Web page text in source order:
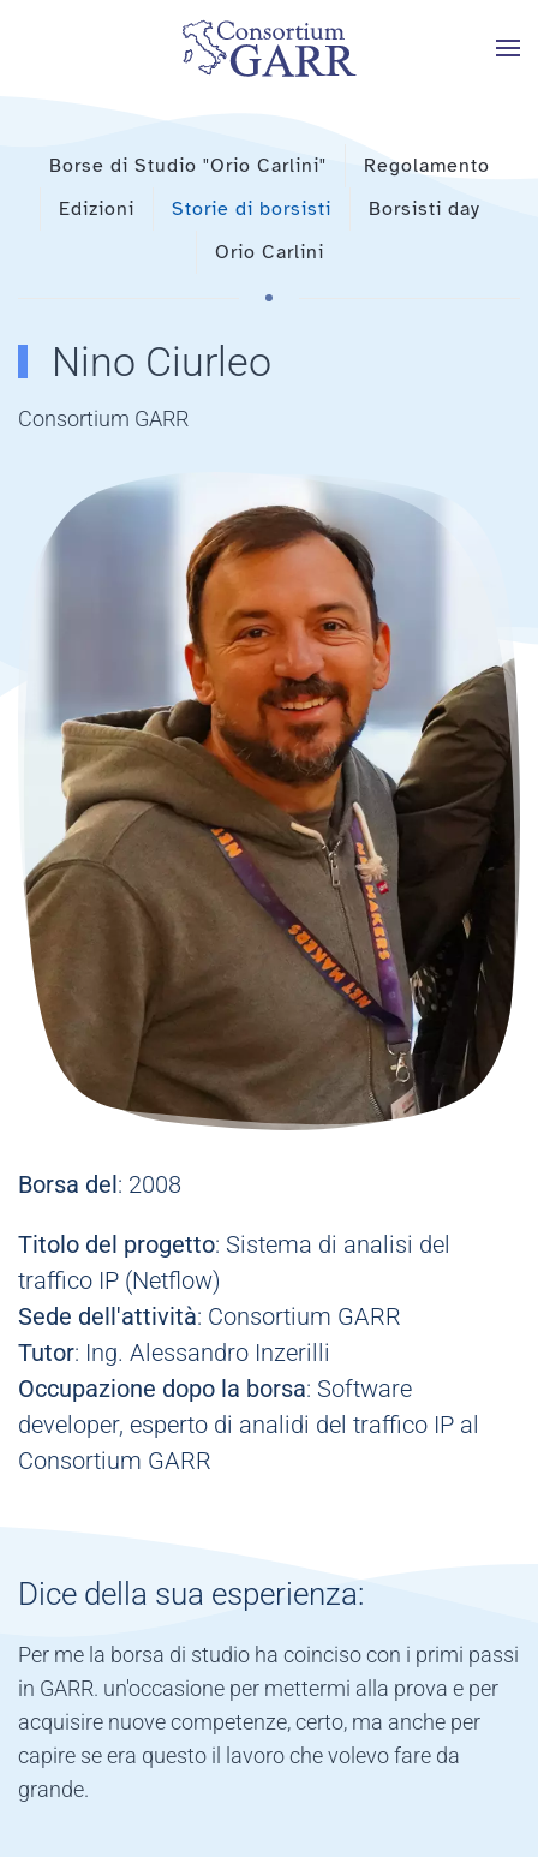
Skip to main content
Borse di Studio "Orio Carlini"
Regolamento
Edizioni
Storie di borsisti
Borsisti day
Orio Carlini
Nino Ciurleo
Consortium GARR
Borsa del: 2008
Titolo del progetto: Sistema di analisi del
traffico IP (Netflow)
Sede dell'attività: Consortium GARR
Tutor: Ing. Alessandro Inzerilli
Occupazione dopo la borsa: Software
developer, esperto di analidi del traffico IP al
Consortium GARR
Dice della sua esperienza:
Per me la borsa di studio ha coinciso con i primi passi
in GARR. un'occasione per mettermi alla prova e per
acquisire nuove competenze, certo, ma anche per
capire se era questo il lavoro che volevo fare da
grande.